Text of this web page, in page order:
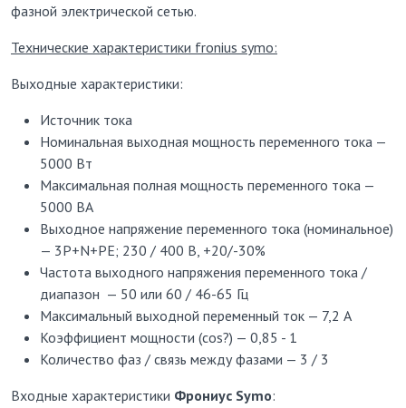
фазной электрической сетью.
Технические характеристики fronius symo:
Выходные характеристики:
Источник тока
Номинальная выходная мощность переменного тока —
5000 Вт
Максимальная полная мощность переменного тока —
5000 ВА
Выходное напряжение переменного тока (номинальное)
— 3Р+N+PE; 230 / 400 В, +20/-30%
Частота выходного напряжения переменного тока /
диапазон — 50 или 60 / 46-65 Гц
Максимальный выходной переменный ток — 7,2 А
Коэффициент мощности (cos?) — 0,85 - 1
Количество фаз / связь между фазами — 3 / 3
Входные характеристики Фрониус Symo: